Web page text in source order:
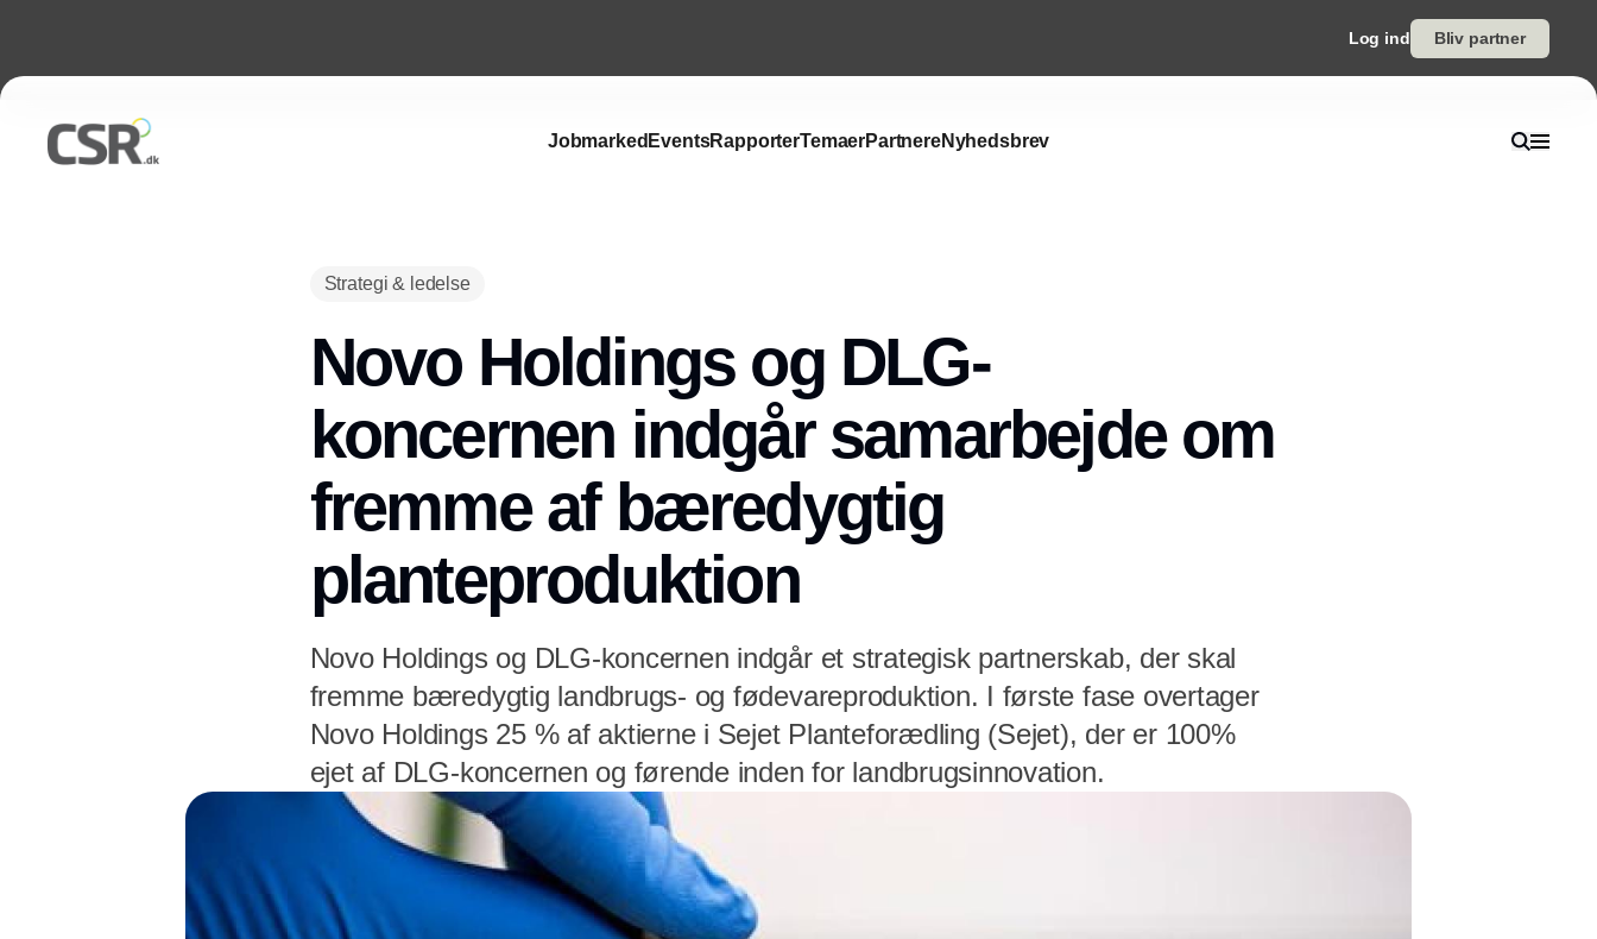
Log ind Bliv partner
Jobmarked EventsRapporterTemaerPartnereNyhedsbrev
Strategi & ledelse
Novo Holdings og DLG-
koncernen indgår samarbejde om
fremme af bæredygtig
planteproduktion
Novo Holdings og DLG-koncernen indgår et strategisk partnerskab, der skal
fremme bæredygtig landbrugs- og fødevareproduktion. I første fase overtager
Novo Holdings 25 % af aktierne i Sejet Planteforædling (Sejet), der er 100%
ejet af DLG-koncernen og førende inden for landbrugsinnovation.